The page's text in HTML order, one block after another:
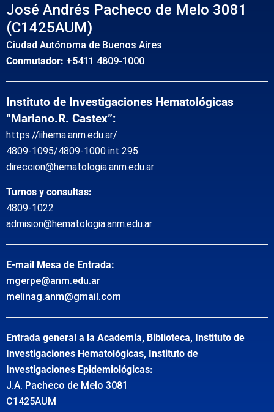
José Andrés Pacheco de Melo 3081
(C1425AUM)
Ciudad Autónoma de Buenos Aires
Conmutador: +5411 4809-1000
Instituto de Investigaciones Hematológicas
“Mariano.R. Castex”:
https://iihema.anm.edu.ar/
4809-1095/4809-1000 int 295
direccion@hematologia.anm.edu.ar
Turnos y consultas:
4809-1022
admision@hematologia.anm.edu.ar
E-mail Mesa de Entrada:
mgerpe@anm.edu.ar
melinag.anm@gmail.com
Entrada general a la Academia, Biblioteca, Instituto de
Investigaciones Hematológicas, Instituto de
Investigaciones Epidemiológicas:
J.A. Pacheco de Melo 3081
C1425AUM